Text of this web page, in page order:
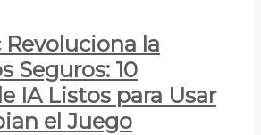
la
Seguros: 10
IA Listos para Usar
el Juego